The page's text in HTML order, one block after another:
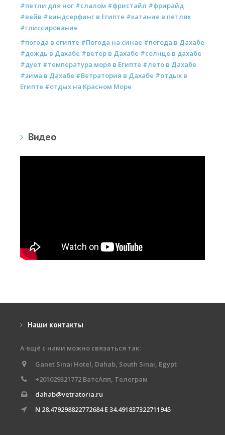
#петли для ног #слалом #фристайл #фрирайд
#вейв #виндсерфинг в Египте #катание в петлях
#глиссирование
#погода в египте #Погода на синае #погода в Дахабе
#дождь в Дахабе #ветер в Дахабе #солнце в дахабе
#дует #температура моря в Египте #лето в Дахабе
#зима в Дахабе #Ветратория в Дахабе #отдых в
Египте #отдых на Красном Море
Видео
Наши контакты
А ещё с нами можно связаться так:
Ganet Sinai Hotel, Dahab, South Sinai, Egypt
+201029321772 ВатсАпп, Телеграм
dahab@vetratoria.ru
N 28.479298822772684 E 34.491837322711945